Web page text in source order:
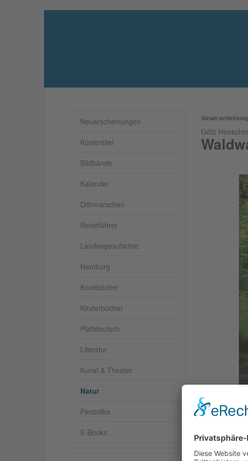
Neuerscheinungen
Küstentitel
Bildbände
Kalender
Dithmarschen
Reiseführer
Landesgeschichte
Hamburg
Kochbücher
Kinderbücher
Plattdeutsch
Literatur
Kunst & Theater
Natur
Periodika
E-Books
Götz